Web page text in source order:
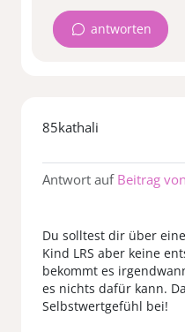
antworten
85kathali
Antwort auf Beitrag
Du solltest dir über
Kind LRS aber keine
bekommt es
es nichts dafür kann.
Selbstwertgefühl bei!